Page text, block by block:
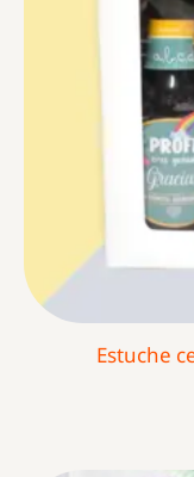
Estuche